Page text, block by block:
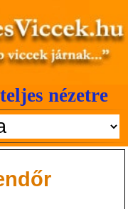
nézetre